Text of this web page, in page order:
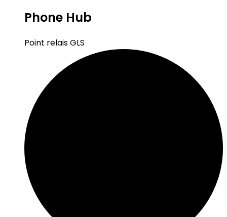
Phone Hub
Point relais GLS